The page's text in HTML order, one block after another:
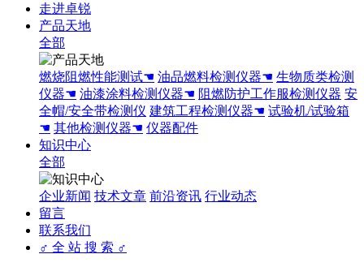
走进卓锐
产品天地
全部
燃烧阻燃性能测试☚ 油品燃料检测仪器☚ 生物质类检测
仪器☚ 油漆涂料检测仪器☚ 阻燃防护工作服检测仪器 安
全帽/安全带检测仪 建筑工程检测仪器☚ 试验机/试验箱
☚ 其他检测仪器☚ 仪器配件
知识中心
全部
企业新闻 技术文章 前沿资讯 行业动态
留言
联系我们
♂ 全 站 搜 索 ♂